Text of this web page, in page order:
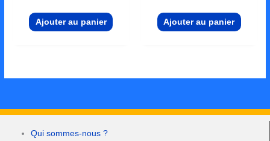
Ajouter au panier Ajouter au panier
Qui sommes-nous ?